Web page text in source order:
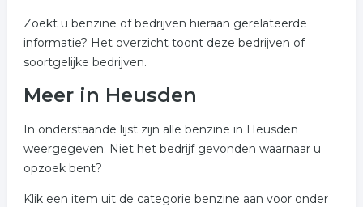
Zoekt u benzine of bedrijven hieraan gerelateerde
informatie? Het overzicht toont deze bedrijven of
soortgelijke bedrijven.
Meer in Heusden
In onderstaande lijst zijn alle benzine in Heusden
weergegeven. Niet het bedrijf gevonden waarnaar u
opzoek bent?
Klik een item uit de categorie benzine aan voor onder